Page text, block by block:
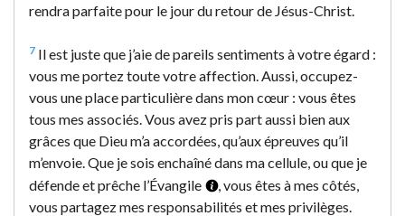
rendra parfaite pour le jour du retour de Jésus-Christ.
7 Il est juste que j’aie de pareils sentiments à votre égard :
vous me portez toute votre affection. Aussi, occupez-
vous une place particulière dans mon cœur : vous êtes
tous mes associés. Vous avez pris part aussi bien aux
grâces que Dieu m’a accordées, qu’aux épreuves qu’il
m’envoie. Que je sois enchaîné dans ma cellule, ou que je
défende et prêche l’Évangile
, vous êtes à mes côtés,
vous partagez mes responsabilités et mes privilèges.